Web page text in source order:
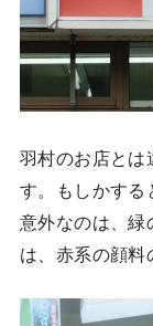
羽村のお店と
す。もしかす
意外なのは、
は、赤系の顔料